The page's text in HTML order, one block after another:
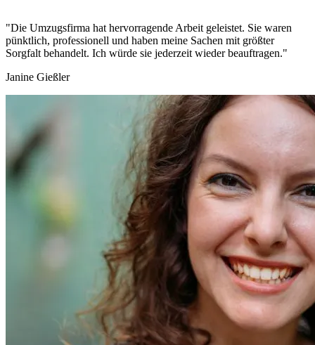
"Die Umzugsfirma hat hervorragende Arbeit geleistet. Sie waren
pünktlich, professionell und haben meine Sachen mit größter
Sorgfalt behandelt. Ich würde sie jederzeit wieder beauftragen."
Janine Gießler